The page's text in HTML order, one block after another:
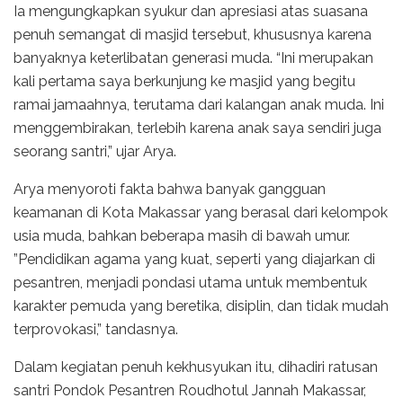
Ia mengungkapkan syukur dan apresiasi atas suasana
penuh semangat di masjid tersebut, khususnya karena
banyaknya keterlibatan generasi muda. “Ini merupakan
kali pertama saya berkunjung ke masjid yang begitu
ramai jamaahnya, terutama dari kalangan anak muda. Ini
menggembirakan, terlebih karena anak saya sendiri juga
seorang santri,” ujar Arya.
Arya menyoroti fakta bahwa banyak gangguan
keamanan di Kota Makassar yang berasal dari kelompok
usia muda, bahkan beberapa masih di bawah umur.
”Pendidikan agama yang kuat, seperti yang diajarkan di
pesantren, menjadi pondasi utama untuk membentuk
karakter pemuda yang beretika, disiplin, dan tidak mudah
terprovokasi,” tandasnya.
Dalam kegiatan penuh kekhusyukan itu, dihadiri ratusan
santri Pondok Pesantren Roudhotul Jannah Makassar,